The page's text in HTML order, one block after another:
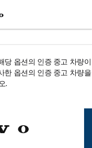
당 옵션의 인증 중고 차량이
한 옵션의 인증 중고 차량을
.